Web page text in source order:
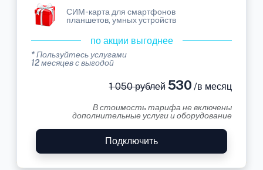
СИМ-карта для смартфонов
планшетов, умных устройств
по акции выгоднее
* Пользуйтесь услугами
12 месяцев с выгодой
1 050 рублей530 /в месяц
В стоимость тарифа не включены
дополнительные услуги и оборудование
Подключить